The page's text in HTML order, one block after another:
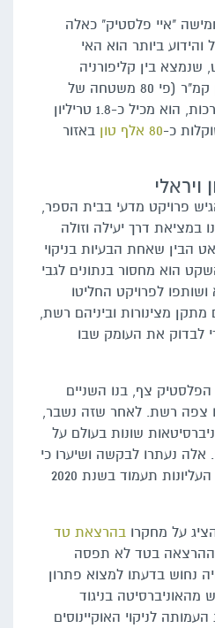
"איי פלסטיק" כאלה
והידוע ביותר הוא האי
שנמצא בין קליפורניה
להוואי, וגודלו כ-1.6 מיליון קמ"ר (פי 80 משטחה של
מדינת ישראל). לפי ההערכות, הוא מכיל כ-1.8 טריליון
כ-80 אלף טון
באזור
פרויקט מדעי בבית הספר,
במציאת דרך יעילה וזולה
הבין שאחת הבעיות בניקוי
הוא מחסור בנתונים לגבי
ושותפו לפרויקט החליטו
מצינורות וביניהם רשת,
לבדוק את העומק שבו
צף, בנו השניים
צפה רשת. לאחר שזה נשבר,
שונות בעולם על
נעתרו לבקשה ושיערו כי
כמות הפלסטיק בשכבות העליונות תעמוד בשנת 2020
בהרצאת טד
בטד לא תפסה
נחוש בדעתו למצוא פתרון
בניגוד
לניקוי האוקיינוסים